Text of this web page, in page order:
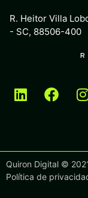
R. Heitor Villa
- SC, 88506-400
Quiron Digital ©
Política de